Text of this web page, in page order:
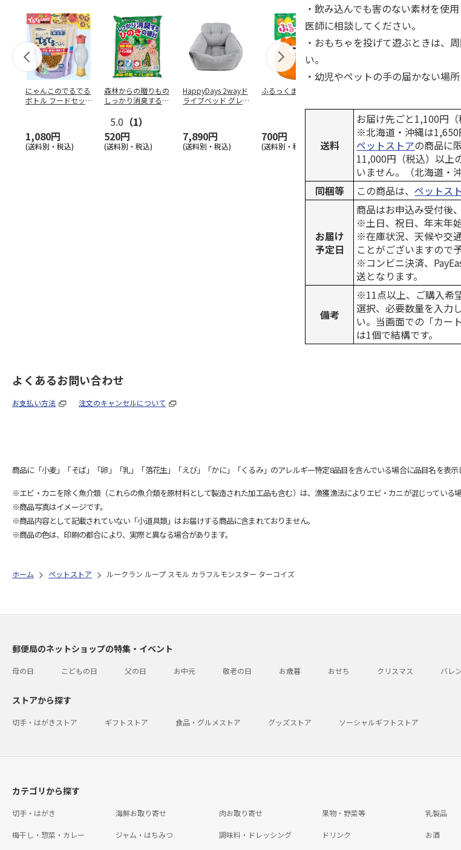
にゃんこのでるでる
ボトル フードセッ
1,080円
(送料別・税込)
森林からの贈りもの
しっかり消臭するひ
5.0 （1）
520円
(送料別・税込)
HappyDays 2wayド
ライブベッド グレ
7,890円
(送料別・税込)
ふるっくま みかん
700円
(送料別・税込)
ンド 4L
1,320円
(送料別・税込)
イレ ナチュ
レー
1,550円
(送料別・税
・飲み込んでも害のない素材を使
医師に相談してください。
・おもちゃを投げて遊ぶときは、
い。
・幼児やペットの手の届かない場
送料
お届け先ごと1,100円（
※北海道・沖縄は1,650
ペットストアの商品に
11,000円（税込）以上
いません。（北海道・
同梱等
この商品は、ペットス
お届け
予定日
商品はお申込み受付後
※土日、祝日、年末年
※在庫状況、天候や交
ことがございますので
※コンビニ決済、
送となります。
備考
※11点以上、ご購入希
選択、必要数量を入力
い。当画面での「カー
は1個で結構です。
よくあるお問い合わせ
お支払い方法 注文のキャンセルについて
商品に「小麦」「そば」「卵」「乳」「落花生」「えび」「かに」「くるみ」のアレルギー特定8品目を含んでいる場合に品目名を表示
※エビ・カニを除く魚介類（これらの魚介類を原材料として製造された加工品も含む）は、漁獲漁法によりエビ・カニが混じっている
※商品写真はイメージです。
※商品内容として記載されていない「小道具類」はお届けする商品に含まれておりません。
※商品の色は、印刷の都合により、実際と異なる場合があります。
ホーム ペットストア ルークラン ループ スモル カラフルモンスター ターコイズ
郵便局のネットショップの特集・イベント
母の日 こどもの日 父の日 お中元 敬老の日 お歳暮 おせち クリスマス バレ
ストアから探す
切手・はがきストア ギフトストア 食品・グルメストア グッズストア ソーシャルギフトストア
カテゴリから探す
切手・はがき 海鮮お取り寄せ 肉お取り寄せ 果物・野菜等 乳製品
梅干し・惣菜・カレー ジャム・はちみつ 調味料・ドレッシング ドリンク お酒